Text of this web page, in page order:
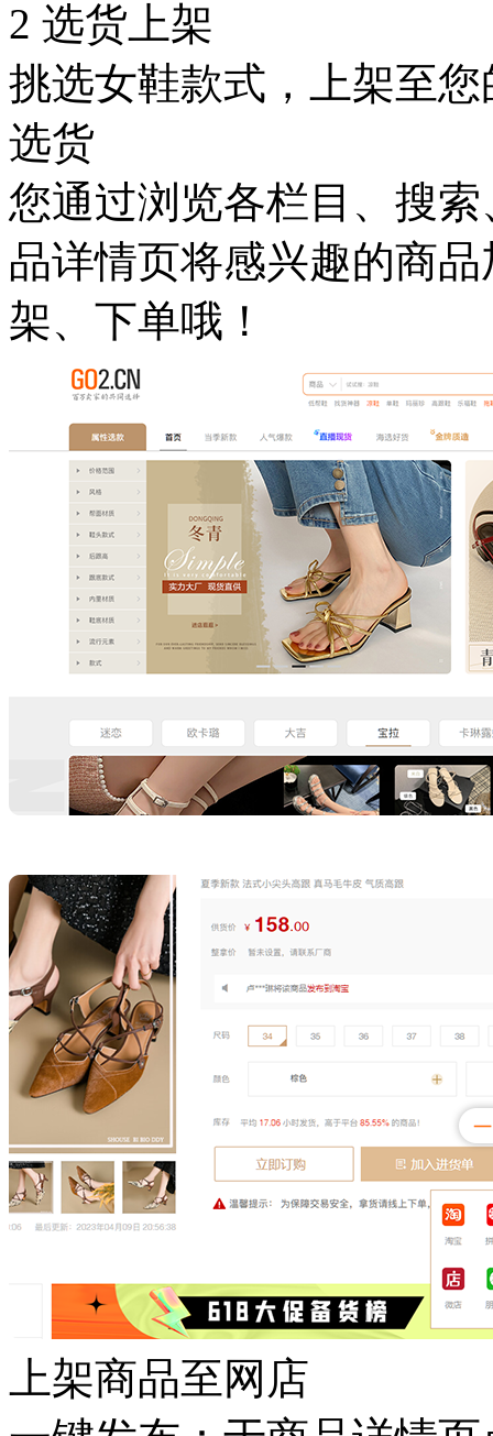
2 选货上架
挑选女鞋款式，上架至您
选货
您通过浏览各栏目、搜
品详情页将感兴趣的商
架、下单哦！
上架商品至网店